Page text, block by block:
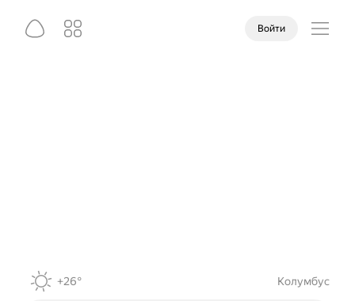
Войти
+26° Колумбус